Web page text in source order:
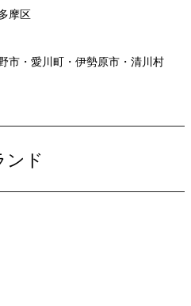
摩区
市・愛川町・伊勢原市・清川村
ンド